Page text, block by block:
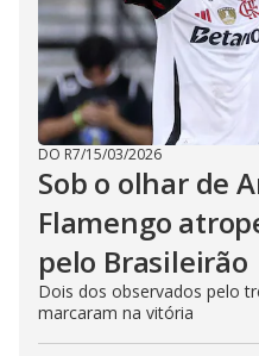
DO R7/15/03/2026
Sob o olhar de
Flamengo
pelo Brasileirão
Dois dos observados pelo
marcaram na vitória